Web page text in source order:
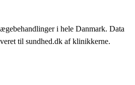
i hele Danmark. Data
til sundhed.dk af klinikkerne.